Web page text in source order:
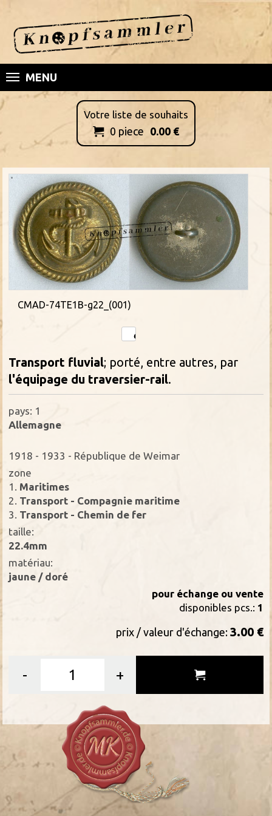
MENU
Votre liste de souhaits
 0 piece 0.00 €
CMAD-74TE1B-g22_(001)
Transport fluvial; porté, entre autres, par
l'équipage du traversier-rail.
pays: 1
Allemagne
1918 - 1933 - République de Weimar
zone
1. Maritimes
2. Transport - Compagnie maritime
3. Transport - Chemin de fer
taille:
22.4mm
matériau:
jaune / doré
pour échange ou vente
disponibles pcs.: 1
prix / valeur d'échange: 3.00 €
- +